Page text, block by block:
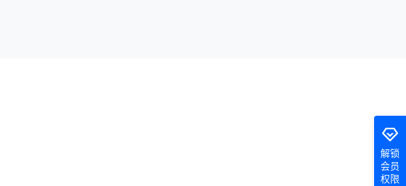
解锁
会员
权限